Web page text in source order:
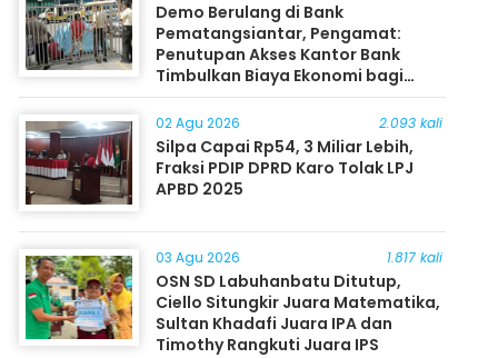
Demo Berulang di Bank
Pematangsiantar, Pengamat:
Penutupan Akses Kantor Bank
Timbulkan Biaya Ekonomi bagi
Masyarakat
02 Agu 2026 2.093 kali
Silpa Capai Rp54, 3 Miliar Lebih,
Fraksi PDIP DPRD Karo Tolak LPJ
APBD 2025
03 Agu 2026 1.817 kali
OSN SD Labuhanbatu Ditutup,
Ciello Situngkir Juara Matematika,
Sultan Khadafi Juara IPA dan
Timothy Rangkuti Juara IPS